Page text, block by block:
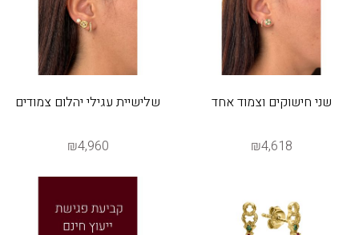
שני חישוקים וצמוד אחד
₪4,618
שלישיית עגילי יהלום צמודים
₪4,960